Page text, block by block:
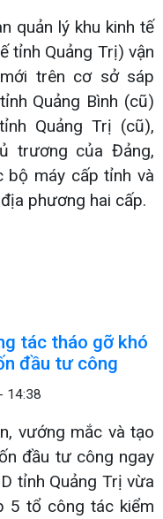
quản lý khu kinh tế
tỉnh Quảng Trị) vận
trên cơ sở sáp
Quảng Bình (cũ)
Quảng Trị (cũ),
trương của Đảng,
bộ máy cấp tỉnh và
phương hai cấp.
tác tháo gỡ khó
đầu tư công
14:38
vướng mắc và tạo
đầu tư công ngay
tỉnh Quảng Trị vừa
5 tổ công tác kiểm